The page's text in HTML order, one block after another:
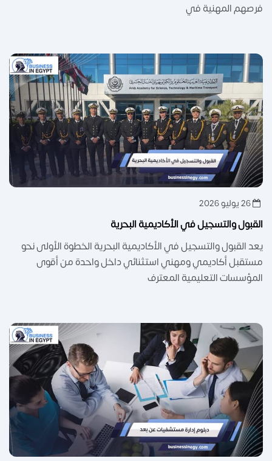
فرصهم المهنية في
26 يوليو 2026
القبول والتسجيل في الأكاديمية البحرية
يعد القبول والتسجيل في الأكاديمية البحرية الخطوة الأولى نحو
مستقبل أكاديمي ومهني استثنائي داخل واحدة من أقوى
المؤسسات التعليمية المعترف